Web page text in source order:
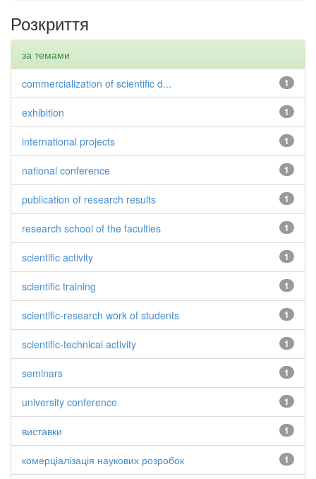
Розкриття
за темами
1
commercialization of scientific d...
1
exhibition
1
international projects
1
national conference
1
publication of research results
1
research school of the faculties
1
scientific activity
1
scientific training
1
scientific-research work of students
1
scientific-technical activity
1
seminars
1
university conference
1
виставки
1
комерціалізація наукових розробок